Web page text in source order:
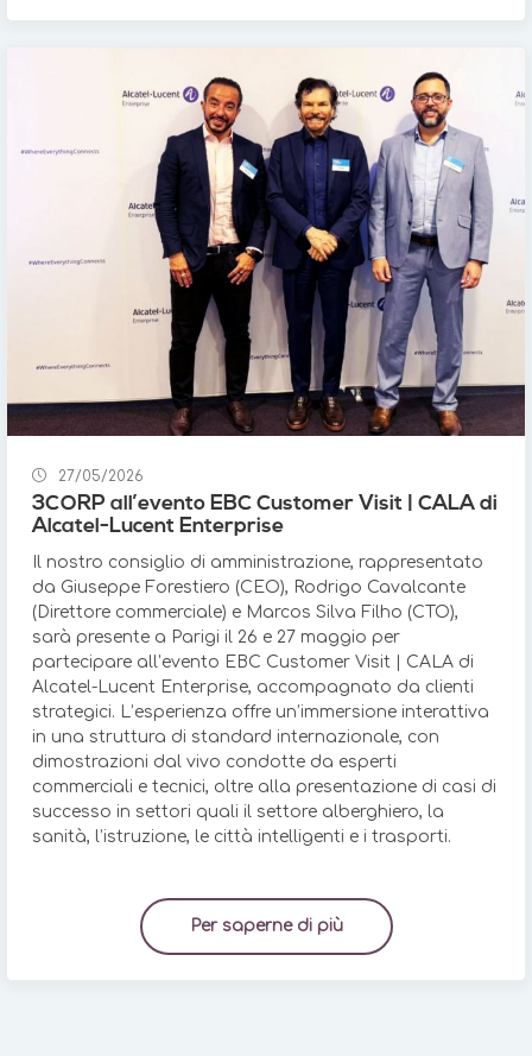
27/05/2026
3CORP all’evento EBC Customer Visit | CALA di
Alcatel-Lucent Enterprise
Il nostro consiglio di amministrazione, rappresentato
da Giuseppe Forestiero (CEO), Rodrigo Cavalcante
(Direttore commerciale) e Marcos Silva Filho (CTO),
sarà presente a Parigi il 26 e 27 maggio per
partecipare all’evento EBC Customer Visit | CALA di
Alcatel-Lucent Enterprise, accompagnato da clienti
strategici. L’esperienza offre un’immersione interattiva
in una struttura di standard internazionale, con
dimostrazioni dal vivo condotte da esperti
commerciali e tecnici, oltre alla presentazione di casi di
successo in settori quali il settore alberghiero, la
sanità, l’istruzione, le città intelligenti e i trasporti.
Per saperne di più